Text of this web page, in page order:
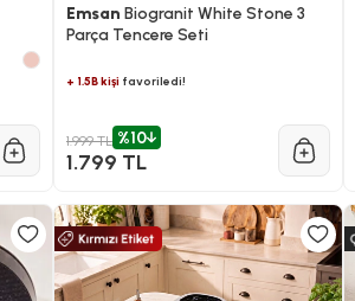
Emsan Biogranit White Stone 3
Parça Tencere Seti
+ 1.5B kişifavoriledi!
1.999 TL %10
1.799 TL